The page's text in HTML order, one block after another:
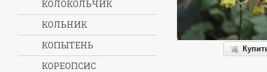
КОЛОКОЛЬЧИК
КОЛЬНИК
КОПЫТЕНЬ
КОРЕОПСИС